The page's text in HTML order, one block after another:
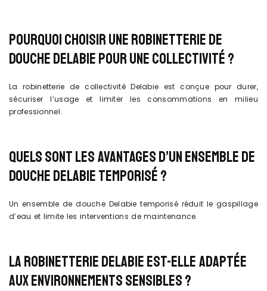
POURQUOI CHOISIR UNE ROBINETTERIE DE
DOUCHE DELABIE POUR UNE COLLECTIVITÉ ?
La robinetterie de collectivité Delabie est conçue pour durer,
sécuriser l’usage et limiter les consommations en milieu
professionnel.
QUELS SONT LES AVANTAGES D’UN ENSEMBLE DE
DOUCHE DELABIE TEMPORISÉ ?
Un ensemble de douche Delabie temporisé réduit le gaspillage
d’eau et limite les interventions de maintenance.
LA ROBINETTERIE DELABIE EST-ELLE ADAPTÉE
AUX ENVIRONNEMENTS SENSIBLES ?